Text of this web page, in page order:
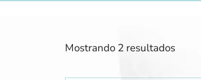
Mostrando 2 resultados